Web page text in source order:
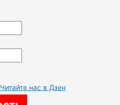
Читайте нас в Дзен